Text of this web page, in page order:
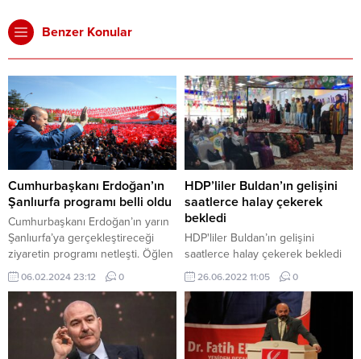
Benzer Konular
Cumhurbaşkanı Erdoğan’ın
Şanlıurfa programı belli oldu
Cumhurbaşkanı Erdoğan’ın yarın
Şanlıurfa’ya gerçekleştireceği
ziyaretin programı netleşti. Öğlen
saatlerinde kente gelecek olan
Belediye Başkanları aday tanıtım
toplantısının ardından TOKİ
deprem konutları anahtar teslim
törenine katılacak.
06.02.2024 23:12 0
HDP’liler Buldan’ın gelişini
saatlerce halay çekerek
bekledi
HDP'liler Buldan’ın gelişini
saatlerce halay çekerek bekledi
26.06.2022 11:05 0